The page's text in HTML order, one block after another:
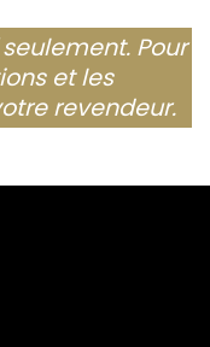
Pour
et les
revendeur.